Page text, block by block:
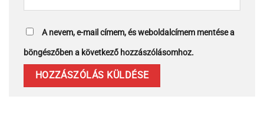
A nevem, e-mail címem, és weboldalcímem mentése a
böngészőben a következő hozzászólásomhoz.